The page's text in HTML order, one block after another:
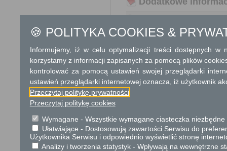
Wniosek o odszkodowanie
Tryb odwoławczy
Odwołanie wnosi się do
który ją wydał. O
Skargi i wnioski
Przedmiotem skargi może
ich pracowników, naruszenie
spraw.
🍪 POLITYKA COOKIES &
Informujemy, iż w celu optymalizacji treści dostępnych w
korzystamy z informacji zapisanych za pomocą plików
kontrolować za pomocą ustawień swojej przeglądarki
ustawień przeglądarki internetowej oznacza, iż użytkownik
Przeczytaj politykę prywatności
Przeczytaj politykę cookies
Wymagane - Wszystkie wymagane ciasteczka
Ułatwiające - Dostosowują zawartości Serwisu do
Użytkownika Serwisu i odpowiednio wyświetlić stronę
Analizy i tworzenia statystyk - Wpływają na wewnętrzne